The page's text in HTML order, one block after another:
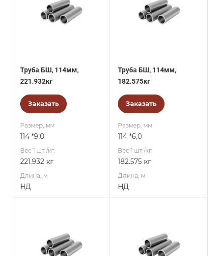
Труба БШ, 114мм,
221.932кг
Заказать
Размер, мм
114 *9,0
Вес 1 шт./кг.
221.932 кг
Длина, м
НД
Труба БШ, 114мм,
182.575кг
Заказать
Размер, мм
114 *6,0
Вес 1 шт./кг.
182.575 кг
Длина, м
НД